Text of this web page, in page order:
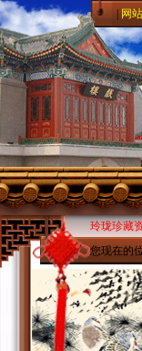
网
玲珑珍藏
您现在的